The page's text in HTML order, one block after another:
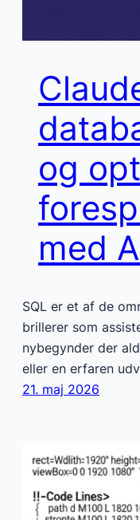
og
med
SQL er et af de
brillerer som
nybegynder der
eller en erfaren
21. maj 2026